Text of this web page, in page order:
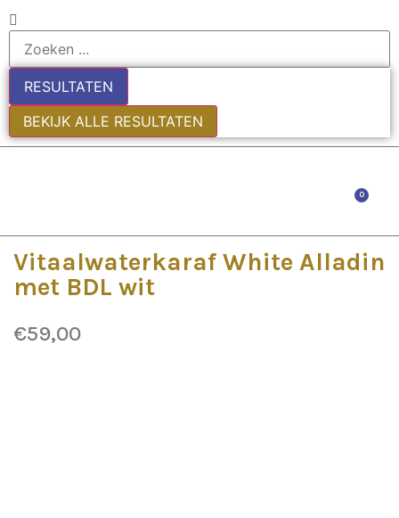
RESULTATEN
BEKIJK ALLE RESULTATEN
0
Vitaalwaterkaraf White Alladin
met BDL wit
€59,00